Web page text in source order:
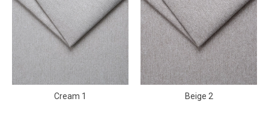
Cream 1 Beige 2